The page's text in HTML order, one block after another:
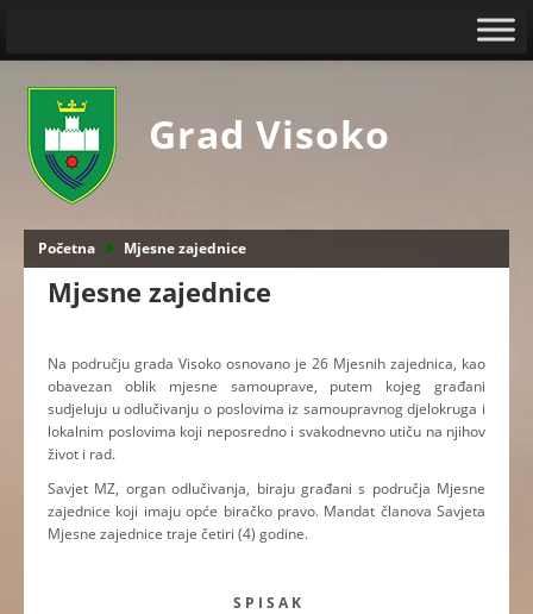
Grad Visoko
Početna Mjesne zajednice
Mjesne zajednice
Na području grada Visoko osnovano je 26 Mjesnih zajednica, kao
obavezan oblik mjesne samouprave, putem kojeg građani
sudjeluju u odlučivanju o poslovima iz samoupravnog djelokruga i
lokalnim poslovima koji neposredno i svakodnevno utiču na njihov
život i rad.
Savjet MZ, organ odlučivanja, biraju građani s područja Mjesne
zajednice koji imaju opće biračko pravo. Mandat članova Savjeta
Mjesne zajednice traje četiri (4) godine.
S P I S A K